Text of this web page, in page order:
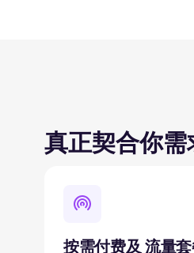
真正契合你
按需付费及 流量